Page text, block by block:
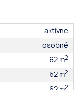
aktívne
osobné
62 m2
62 m2
2